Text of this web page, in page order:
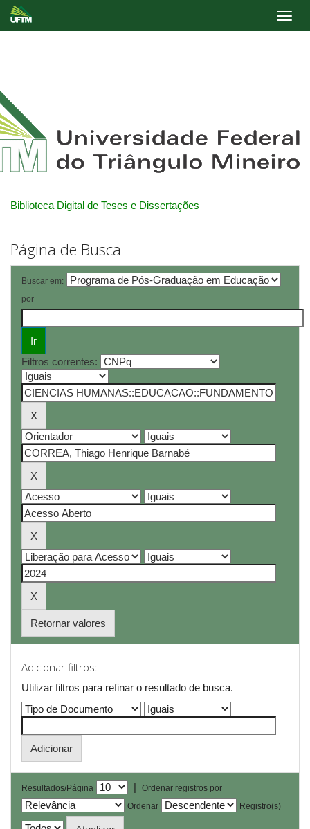
Biblioteca Digital de Teses e Dissertações
Página de Busca
Buscar em:
por
Filtros correntes:
Retornar valores
Adicionar filtros:
Utilizar filtros para refinar o resultado de busca.
Resultados/Página |
Ordenar registros por
Ordenar
Registro(s)